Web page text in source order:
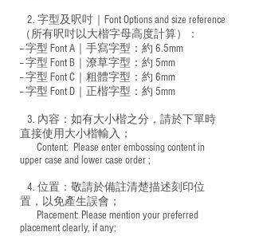
2. 字型及呎吋｜ Font Options and size reference
（所有呎吋以大楷字母高度計算）：
-- 字型 Font A｜手寫字型：約 6.5mm
-- 字型 Font B｜潦草字型： 約 5mm
-- 字型 Font C｜粗體字型：約 6mm
-- 字型 Font D｜正楷字型： 約 5mm
3. 內容：如有大小楷之分，請於下單時
直接使用大小楷輸入；
​ Content: Please enter embossing content in
upper case and lower case order ;
4. 位置：敬請於備註清楚描述刻印位
置，以免產生誤會；
​ Placement: Please mention your preferred
placement clearly, if any;